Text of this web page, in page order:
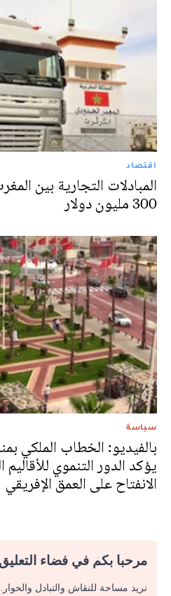
اقتصاد
المبادلات التجارية بين
300 مليون دولار
سياسة
بالفيديو: الخطاب الملكي
يؤكد الدور التنموي
الانفتاح على العمق الإفريقي
مرحبا بكم في فضاء التعليق
نريد مساحة للنقاش والتبادل